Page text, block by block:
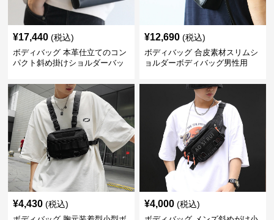
¥17,440 (税込)
ボディバッグ 本革仕立てのコン
パクト斜め掛けショルダーバッ
¥12,690 (税込)
ボディバッグ 合皮素材スリムシ
ョルダーボディバッグ男性用
¥4,430 (税込) ¥4,000 (税込)